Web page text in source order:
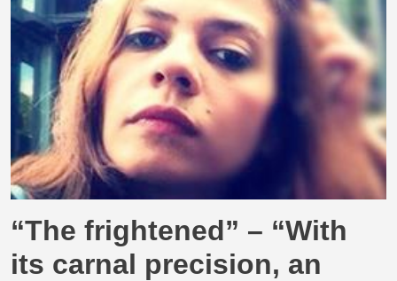
“The frightened” – “With
its carnal precision, an